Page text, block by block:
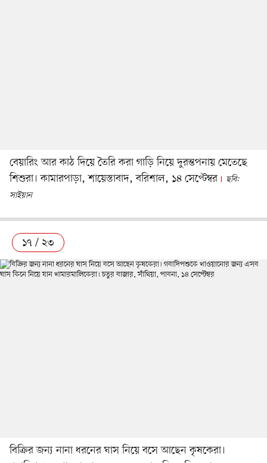
বেয়ারিং আর কাঠ দিয়ে তৈরি করা গাড়ি নিয়ে দুরন্তপনায় মেতেছে
শিশুরা। কামারপাড়া, শায়েস্তাবাদ, বরিশাল, ১৪ সেপ্টেম্বর
ছবি:
সাইয়ান
১৭ / ২৩
বিক্রির জন্য নানা ধরনের ঘাস নিয়ে বসে আছেন কৃষকেরা।